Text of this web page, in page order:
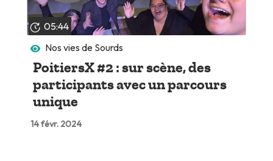
05:44
Nos vies de Sourds
PoitiersX #2 : sur scène, des
participants avec un parcours
unique
14 févr. 2024